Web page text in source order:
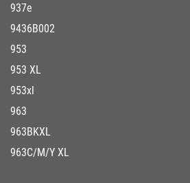
937e
9436B002
953
953 XL
953xl
963
963BKXL
963C/M/Y XL